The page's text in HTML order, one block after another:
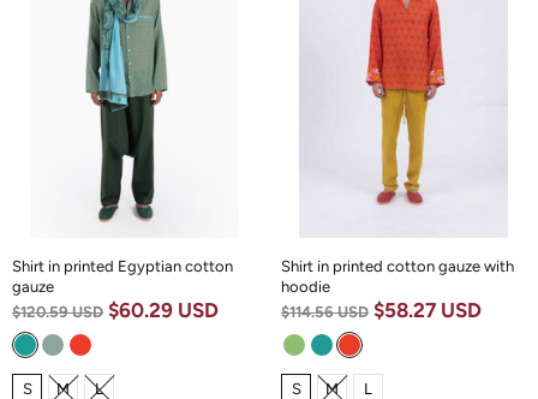
Shirt in printed Egyptian cotton
gauze
$120.59 USD $60.29 USD
S M L
Shirt in printed cotton gauze with
hoodie
$114.56 USD $58.27 USD
S M L